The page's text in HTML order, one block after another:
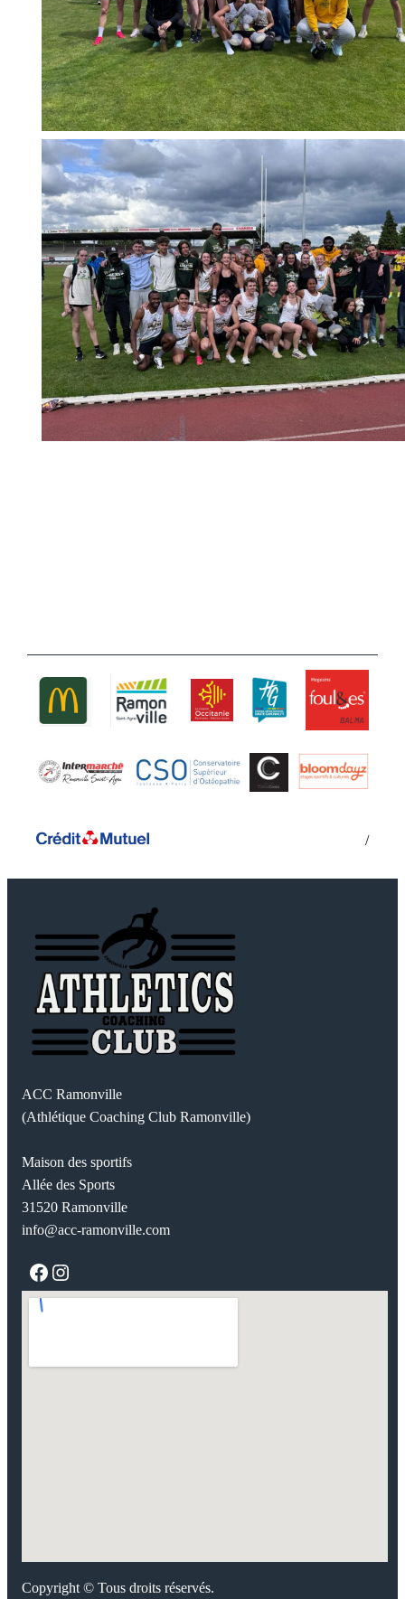
/
ACC Ramonville
(Athlétique Coaching Club Ramonville)
Maison des sportifs
Allée des Sports
31520 Ramonville
info@acc-ramonville.com
Facebook
Instagram
Copyright © Tous droits réservés.